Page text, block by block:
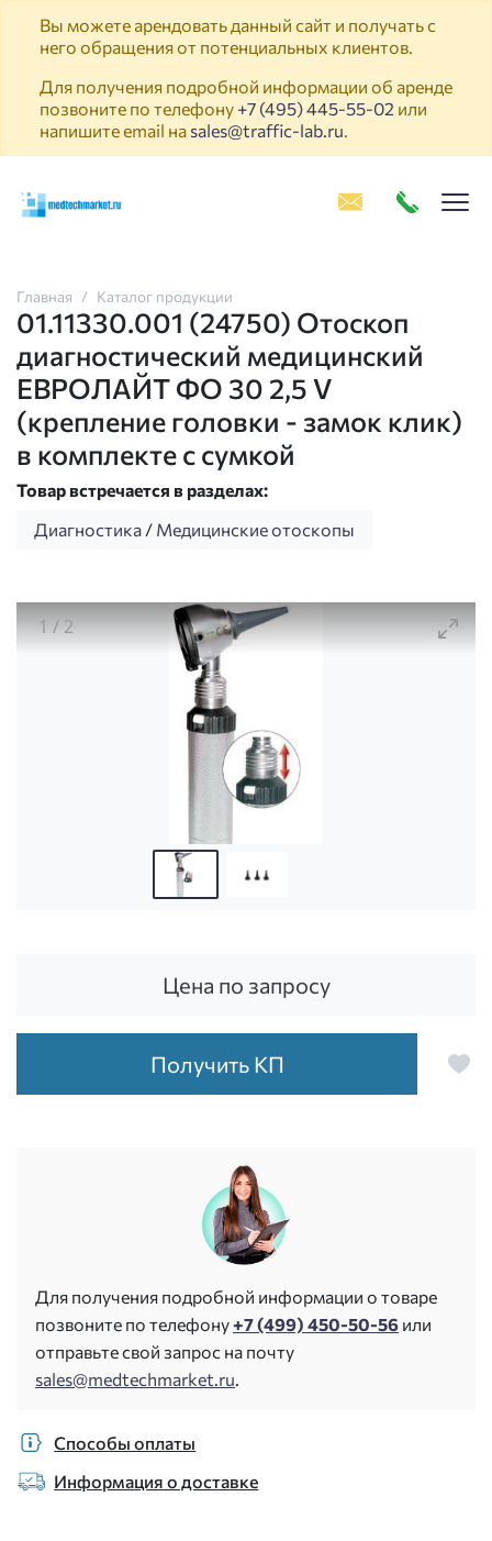
Вы можете арендовать данный сайт и получать с
него обращения от потенциальных клиентов.
Для получения подробной информации об аренде
позвоните по телефону +7 (495) 445-55-02 или
напишите email на sales@traffic-lab.ru.
Главная Каталог продукции
01.11330.001 (24750) Отоскоп
диагностический медицинский
ЕВРОЛАЙТ ФО 30 2,5 V
(крепление головки - замок клик)
в комплекте с сумкой
Товар встречается в разделах:
Диагностика / Медицинские отоскопы
01.11330.001 (24750) Отоскоп
1/2
Цена по запросу
Получить КП
Для получения подробной информации о товаре
позвоните по телефону+7 (499) 450-50-56 или
отправьте свой запрос на почту
sales@medtechmarket.ru.
Способы оплаты
Информация о доставке